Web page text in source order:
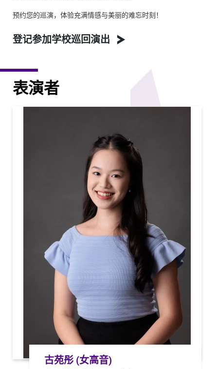
预约您的巡演，体验充满情感与美丽的难忘时刻！
登记参加学校巡回演出
表演者
古苑彤 (女高音)